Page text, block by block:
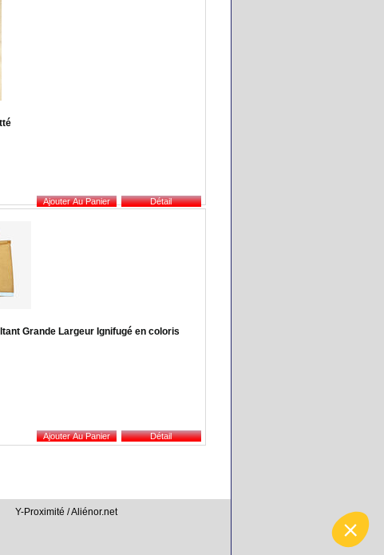
Grande Largeur Ignifugé en coloris
Y-Proximité / Aliénor.net
pour contrôler la manière dont vos informations sont manipulées.